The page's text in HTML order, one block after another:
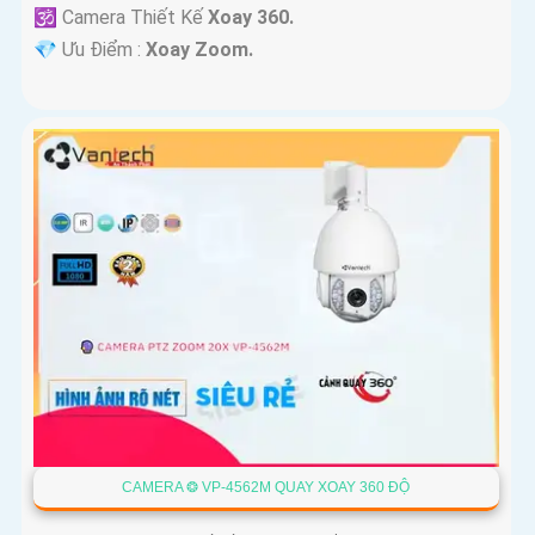
🕉️ Camera Thiết Kế Xoay 360.
️💎 Ưu Điểm : Xoay Zoom.
CAMERA ❂ VP-4562M QUAY XOAY 360 ĐỘ